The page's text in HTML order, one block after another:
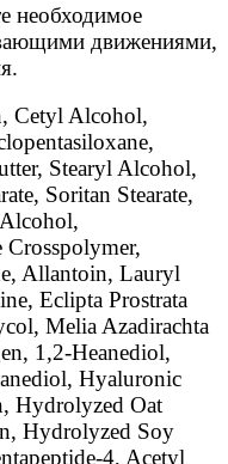
необходимое
движениями,
Cetyl Alcohol,
Stearyl Alcohol,
Soritan Stearate,
Allantoin, Lauryl
Eclipta Prostrata
Melia Azadirachta
1,2-Heanediol,
Hyaluronic
Hydrolyzed Oat
Hydrolyzed Soy
4, Acetyl